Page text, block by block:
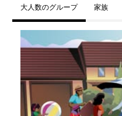
大人数のグループ 家族